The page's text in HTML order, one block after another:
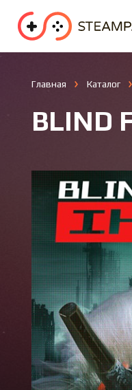
Спорт
Главная Каталог
BLIND